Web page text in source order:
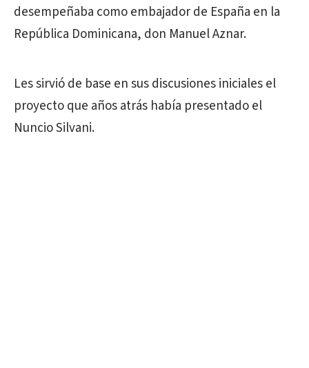
desempeñaba como embajador de España en la
República Dominicana, don Manuel Aznar.
Les sirvió de base en sus discusiones iniciales el
proyecto que años atrás había presentado el
Nuncio Silvani.